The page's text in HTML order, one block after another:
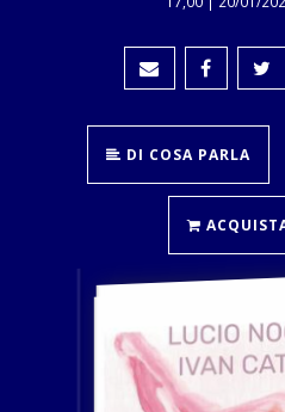
DI COSA PARLA